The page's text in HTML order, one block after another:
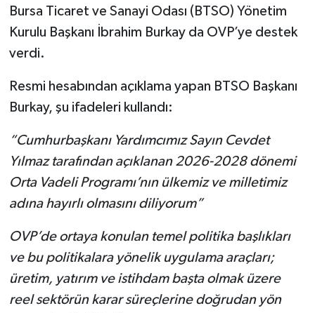
Bursa Ticaret ve Sanayi Odası (BTSO) Yönetim
Kurulu Başkanı İbrahim Burkay da OVP’ye destek
verdi.
Resmi hesabından açıklama yapan BTSO Başkanı
Burkay, şu ifadeleri kullandı:
“Cumhurbaşkanı Yardımcımız Sayın Cevdet
Yılmaz tarafından açıklanan 2026-2028 dönemi
Orta Vadeli Programı’nın ülkemiz ve milletimiz
adına hayırlı olmasını diliyorum”
OVP’de ortaya konulan temel politika başlıkları
ve bu politikalara yönelik uygulama araçları;
üretim, yatırım ve istihdam başta olmak üzere
reel sektörün karar süreçlerine doğrudan yön